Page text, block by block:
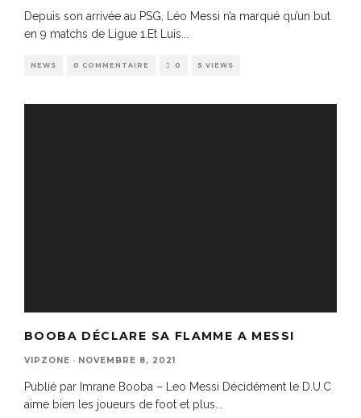
Depuis son arrivée au PSG, Léo Messi n’a marqué qu’un but
en 9 matchs de Ligue 1.Et Luis
NEWS 0 COMMENTAIRE 0 5 VIEWS
BOOBA DÉCLARE SA FLAMME A MESSI
VIPZONE · NOVEMBRE 8, 2021
Publié par Imrane Booba – Leo Messi Décidément le D.U.C
aime bien les joueurs de foot et plus